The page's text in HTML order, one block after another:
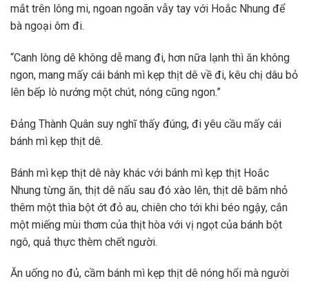
mắt trên lông mi, ngoan ngoãn vẫy tay với Hoắc Nhung để
bà ngoại ôm đi.
“Canh lòng dê không dễ mang đi, hơn nữa lạnh thì ăn không
ngon, mang mấy cái bánh mì kẹp thịt dê về đi, kêu chị dâu bỏ
lên bếp lò nướng một chút, nóng cũng ngon.”
Đảng Thành Quân suy nghĩ thấy đúng, đi yêu cầu mấy cái
bánh mì kẹp thịt dê.
Bánh mì kẹp thịt dê này khác với bánh mì kẹp thịt Hoắc
Nhung từng ăn, thịt dê nấu sau đó xào lên, thịt dê băm nhỏ
thêm một thìa bột ớt đỏ au, chiên cho tới khi béo ngậy, cắn
một miếng mùi thơm của thịt hòa với vị ngọt của bánh bột
ngô, quả thực thèm chết người.
Ăn uống no đủ, cầm bánh mì kẹp thịt dê nóng hổi mà người